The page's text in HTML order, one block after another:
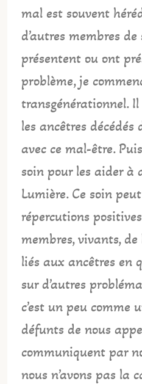
mal est souvent
d’autres membres
présentent ou ont
problème, je
transgénérationnel. Il
les ancêtres
avec ce mal-être.
soin pour les aider à
Lumière. Ce soin
répercutions
membres, vivants,
liés aux ancêtres en
sur d’autres
c’est un peu comme
défunts de nous
communiquent par
nous n’avons pas la